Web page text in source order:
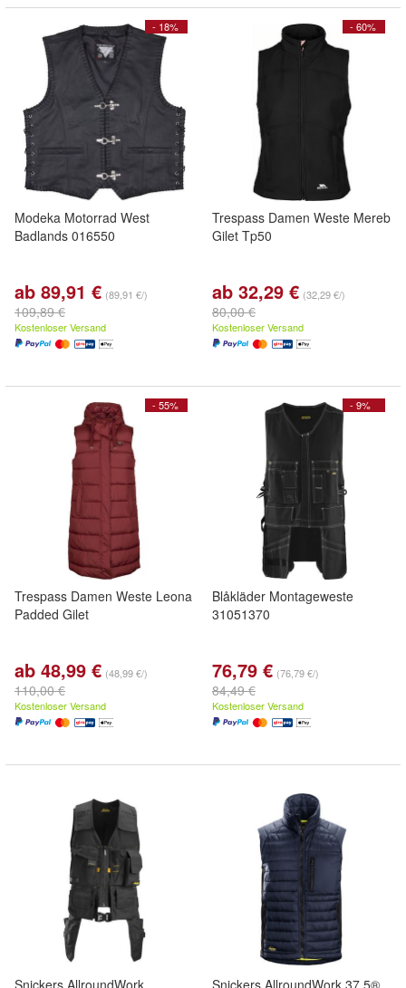
- 18%
Modeka Motorrad West
Badlands 016550
ab 89,91 € (89,91 €/)
109,89 €
Kostenloser Versand
- 60%
Trespass Damen Weste Mereb
Gilet Tp50
ab 32,29 € (32,29 €/)
80,00 €
Kostenloser Versand
- 55%
Trespass Damen Weste Leona
Padded Gilet
ab 48,99 € (48,99 €/)
110,00 €
Kostenloser Versand
- 9%
Blåkläder Montageweste
31051370
76,79 € (76,79 €/)
84,49 €
Kostenloser Versand
Snickers AllroundWork Snickers AllroundWork 37.5®